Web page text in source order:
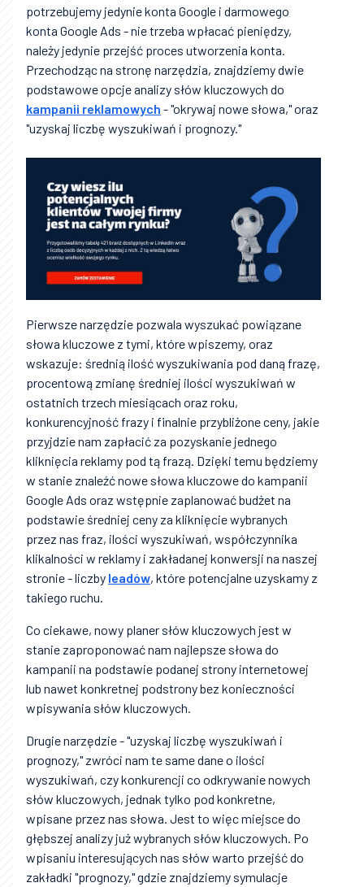
potrzebujemy jedynie konta Google i darmowego
konta Google Ads - nie trzeba wpłacać pieniędzy,
należy jedynie przejść proces utworzenia konta.
Przechodząc na stronę narzędzia, znajdziemy dwie
podstawowe opcje analizy słów kluczowych do
kampanii reklamowych - "okrywaj nowe słowa," oraz
"uzyskaj liczbę wyszukiwań i prognozy."
Pierwsze narzędzie pozwala wyszukać powiązane
słowa kluczowe z tymi, które wpiszemy, oraz
wskazuje: średnią ilość wyszukiwania pod daną frazę,
procentową zmianę średniej ilości wyszukiwań w
ostatnich trzech miesiącach oraz roku,
konkurencyjność frazy i finalnie przybliżone ceny, jakie
przyjdzie nam zapłacić za pozyskanie jednego
kliknięcia reklamy pod tą frazą. Dzięki temu będziemy
w stanie znaleźć nowe słowa kluczowe do kampanii
Google Ads oraz wstępnie zaplanować budżet na
podstawie średniej ceny za kliknięcie wybranych
przez nas fraz, ilości wyszukiwań, współczynnika
klikalności w reklamy i zakładanej konwersji na naszej
stronie - liczby leadów, które potencjalne uzyskamy z
takiego ruchu.
Co ciekawe, nowy planer słów kluczowych jest w
stanie zaproponować nam najlepsze słowa do
kampanii na podstawie podanej strony internetowej
lub nawet konkretnej podstrony bez konieczności
wpisywania słów kluczowych.
Drugie narzędzie - "uzyskaj liczbę wyszukiwań i
prognozy," zwróci nam te same dane o ilości
wyszukiwań, czy konkurencji co odkrywanie nowych
słów kluczowych, jednak tylko pod konkretne,
wpisane przez nas słowa. Jest to więc miejsce do
głębszej analizy już wybranych słów kluczowych. Po
wpisaniu interesujących nas słów warto przejść do
zakładki "prognozy," gdzie znajdziemy symulacje